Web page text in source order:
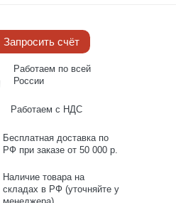
Запросить счёт
Работаем по всей
России
Работаем с НДС
Бесплатная доставка по
РФ при заказе от 50 000 р.
Наличие товара на
складах в РФ (уточняйте у